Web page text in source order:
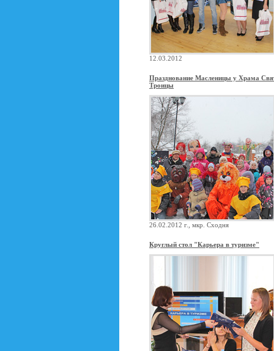
12.03.2012
Празднование Масленицы у Храма
Троицы
26.02.2012 г., мкр. Сходня
Круглый стол "Карьера в туризме"